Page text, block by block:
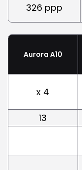
326 ppp
Aurora A10
x 4
13